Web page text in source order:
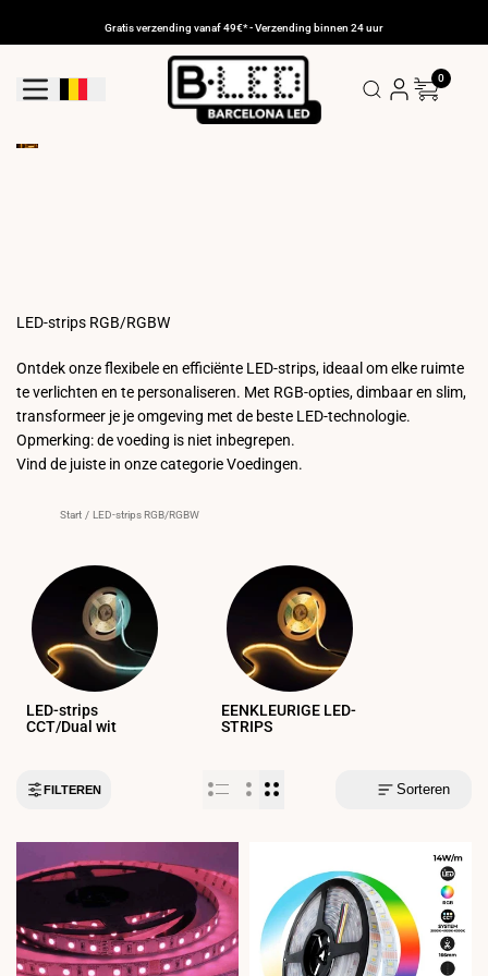
Gratis verzending vanaf 49€* - Verzending binnen 24 uur
Geolocatieknop: België
0
LED-strips RGB/RGBW
Ontdek onze flexibele en efficiënte LED-strips, ideaal om elke ruimte
te verlichten en te personaliseren. Met RGB-opties, dimbaar en slim,
transformeer je je omgeving met de beste LED-technologie.
Opmerking: de voeding is niet inbegrepen.
Vind de juiste in onze categorie Voedingen.
Start / LED-strips RGB/RGBW
LED-strips
CCT/Dual wit
EENKLEURIGE LED-
STRIPS
FILTEREN Sorteren